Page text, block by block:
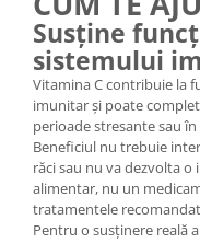
Susține
sistemului
Vitamina C contribuie la
imunitar și poate
perioade stresante sau
Beneficiul nu trebuie
răci sau nu va dezvolta
alimentar, nu un
tratamentele
Pentru o susținere reală